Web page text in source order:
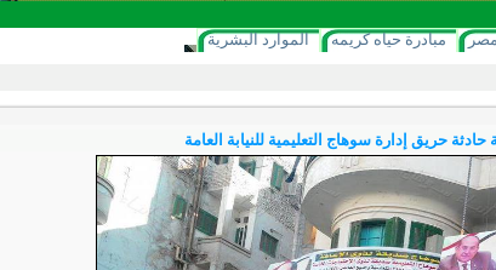
مصر مبادرة حياه كريمه الموارد البشرية
حريق إدارة سوهاج التعليمية للنيابة العامة